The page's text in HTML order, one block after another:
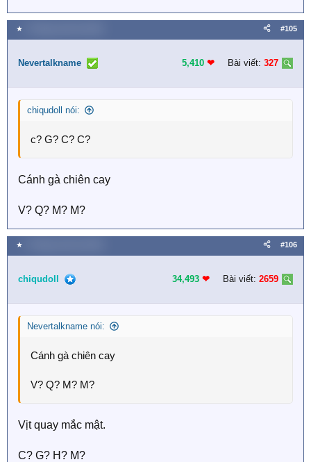
★ #105
Nevertalkname 5,410 ❤︎ Bài viết: 327
chiqudoll nói:
c? G? C? C?
Cánh gà chiên cay
V? Q? M? M?
★ #106
chiqudoll 34,493 ❤︎ Bài viết: 2659
Nevertalkname nói:
Cánh gà chiên cay
V? Q? M? M?
Vịt quay mắc mật.
C? G? H? M?